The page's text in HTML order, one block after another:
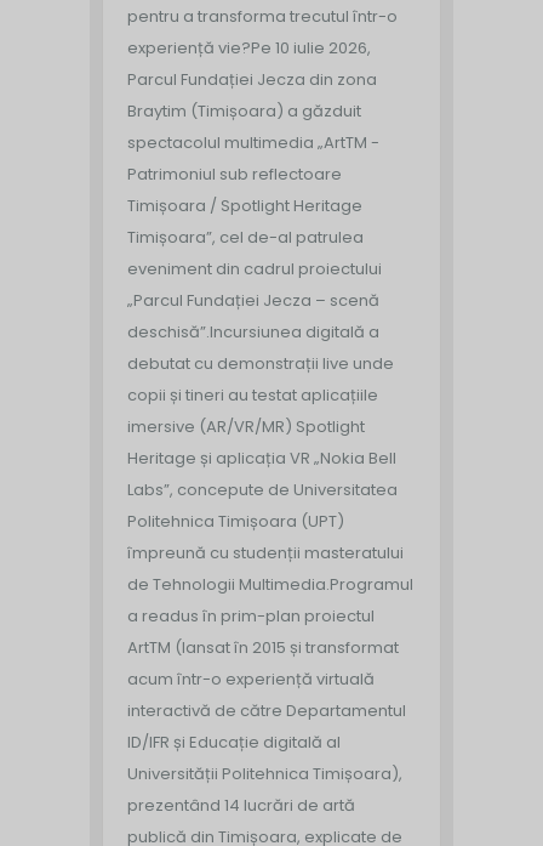
pentru a transforma trecutul într-o
experiență vie?Pe 10 iulie 2026,
Parcul Fundației Jecza din zona
Braytim (Timișoara) a găzduit
spectacolul multimedia „ArtTM -
Patrimoniul sub reflectoare
Timișoara / Spotlight Heritage
Timișoara”, cel de-al patrulea
eveniment din cadrul proiectului
„Parcul Fundației Jecza – scenă
deschisă”.Incursiunea digitală a
debutat cu demonstrații live unde
copii și tineri au testat aplicațiile
imersive (AR/VR/MR) Spotlight
Heritage și aplicația VR „Nokia Bell
Labs”, concepute de Universitatea
Politehnica Timișoara (UPT)
împreună cu studenții masteratului
de Tehnologii Multimedia.Programul
a readus în prim-plan proiectul
ArtTM (lansat în 2015 și transformat
acum într-o experiență virtuală
interactivă de către Departamentul
ID/IFR și Educație digitală al
Universității Politehnica Timișoara),
prezentând 14 lucrări de artă
publică din Timișoara, explicate de